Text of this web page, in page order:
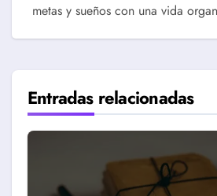
metas y sueños con una vida
Entradas relacionadas